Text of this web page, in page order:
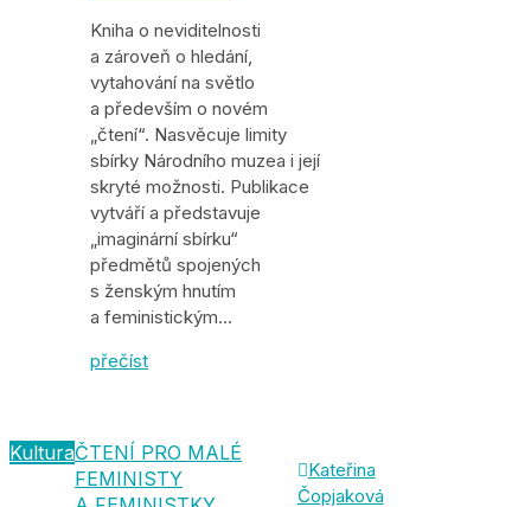
Kniha o neviditelnosti
a zároveň o hledání,
vytahová­ní na světlo
a především o novém
„čtení“. Nasvěcuje limity
sbírky Národního muzea i její
skryté možnosti. Publikace
vytváří a před­stavuje
„imaginární sbírku“
předmětů spojených
s ženským hnutím
a feministickým…
přečíst
KulturaČTENÍ PRO MALÉ
FEMINISTY
Kateřina
Čopjaková